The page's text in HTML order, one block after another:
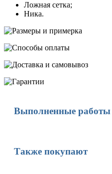
Ложная сетка;
Ника.
Выполненные работы
Также покупают